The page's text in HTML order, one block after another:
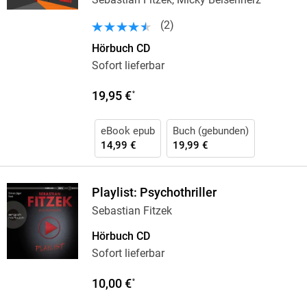
(2)
Hörbuch CD
Sofort lieferbar
19,95 €*
eBook epub
14,99 €
Buch (gebunden)
19,99 €
Playlist: Psychothriller
Sebastian Fitzek
Hörbuch CD
Sofort lieferbar
10,00 €*